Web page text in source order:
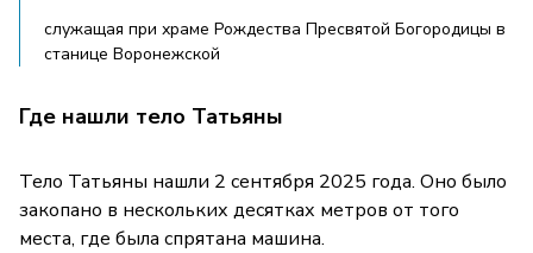
служащая при храме Рождества Пресвятой Богородицы в
станице Воронежской
Где нашли тело Татьяны
Тело Татьяны нашли 2 сентября 2025 года. Оно было
закопано в нескольких десятках метров от того
места, где была спрятана машина.